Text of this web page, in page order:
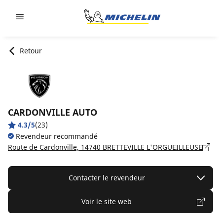
Retour
CARDONVILLE AUTO
4.3/5(23)
Revendeur recommandé
Route de Cardonville, 14740 BRETTEVILLE L'ORGUEILLEUSE
Contacter le revendeur
Voir le site web